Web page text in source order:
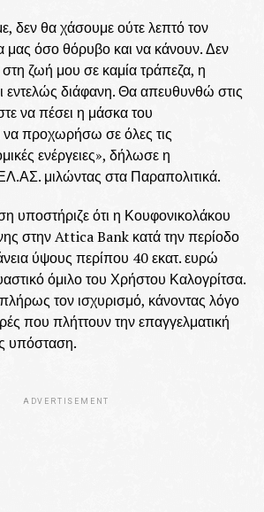
δεν θα χάσουμε ούτε λεπτό τον
μας όσο θόρυβο και να κάνουν. Δεν
ζωή μου σε καμία τράπεζα, η
εντελώς διάφανη. Θα απευθυνθώ στις
να πέσει η μάσκα του
να προχωρήσω σε όλες τις
ενέργειες», δήλωσε η
μιλώντας στα Παραπολιτικά.
υποστήριζε ότι η Κουφονικολάκου
στην Attica Bank κατά την περίοδο
ύψους περίπου 40 εκατ. ευρώ
όμιλο του Χρήστου Καλογρίτσα.
τον ισχυρισμό, κάνοντας λόγο
που πλήττουν την επαγγελματική
υπόσταση.
ADVERTISEMENT